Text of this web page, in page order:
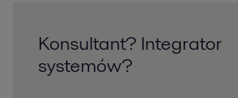
Konsultant? Integrator
systemów?